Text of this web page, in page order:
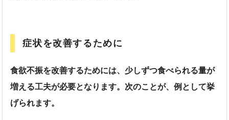
症状を改善するために
食欲不振を改善するためには、少しずつ食べられる量が
増える工夫が必要となります。次のことが、例として挙
げられます。